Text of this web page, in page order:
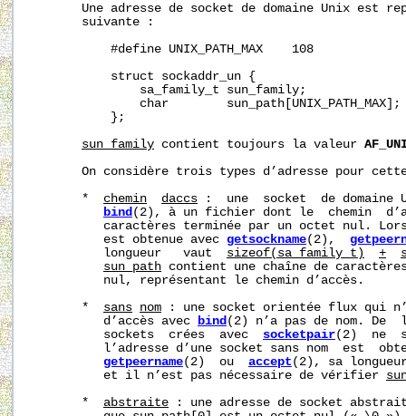
Une adresse de socket de domaine Unix est
       suivante :
           #define UNIX_PATH_MAX    108
           struct sockaddr_un {
sa_family_t sun_family;
char        sun_path[UNIX_PATH_MAX];
           };
sun_family contient toujours la valeur
On considère trois types d’adresse pour
       *
chemin daccs :  une  socket  de domaine
bind(2), à un fichier dont le  chemin
caractères terminée par un octet nul.
          est obtenue avec
getsockname(2),
          longueur   vaut
sizeof(sa_family_t) +
sun_path contient une chaîne de
          nul, représentant le chemin d’accès.
       *
sans nom : une socket orientée flux qui
          d’accès avec
bind(2) n’a pas de nom. De
          sockets  crées  avec
socketpair(2)  ne
l’adresse d’une socket sans nom  est
getpeername(2)  ou accept (2), sa
          et il n’est pas nécessaire de vérifier
       *
abstraite : une adresse de socket